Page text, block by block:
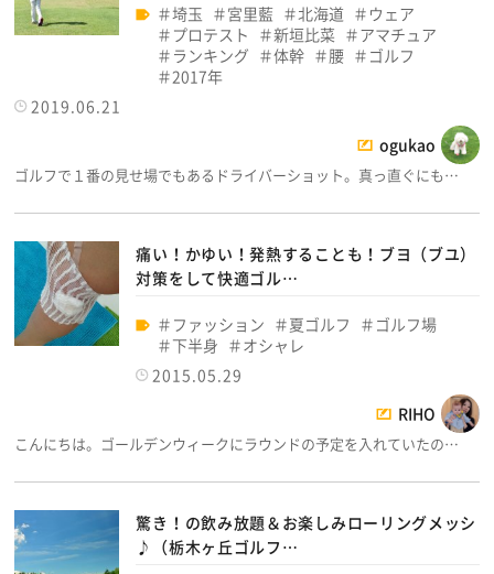
埼玉 宮里藍 北海道
ウェア
プロテスト
新垣比菜
アマチュア
ランキング
体幹 腰
ゴルフ
2017年
2019.06.21
ogukao
ゴルフで１番の見せ場でもあるドライバーショット。真っ直ぐにも…
痛い！かゆい！発熱することも！ブヨ（ブユ）
対策をして快適ゴル…
ファッション 夏ゴルフ
ゴルフ場
下半身
オシャレ
2015.05.29
RIHO
こんにちは。ゴールデンウィークにラウンドの予定を入れていたの…
驚き！の飲み放題＆お楽しみローリングメッシ
♪（栃木ヶ丘ゴルフ…